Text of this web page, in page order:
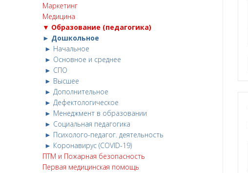
Маркетинг
Медицина
▼ Образование (педагогика)
► Дошкольное
► Начальное
► Основное и среднее
► СПО
► Высшее
► Дополнительное
► Дефектологическое
► Менеджмент в образовании
► Социальная педагогика
► Психолого-педагог. деятельность
► Коронавирус (COVID-19)
ПТМ и Пожарная безопасность
Первая медицинская помощь